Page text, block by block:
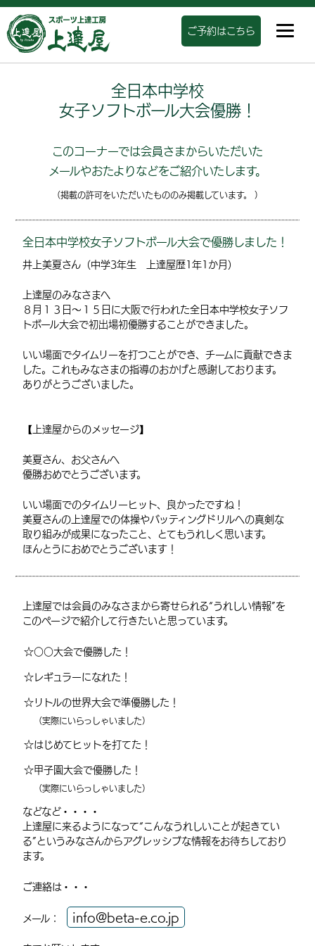
ご予約はこちら
全日本中学校
女子ソフトボール大会優勝！
このコーナーでは会員さまからいただいた
メールやおたよりなどをご紹介いたします。
（掲載の許可をいただいたもののみ掲載しています。 ）
全日本中学校女子ソフトボール大会で優勝しました！
井上美夏さん（中学3年生 上達屋歴1年1か月）
上達屋のみなさまへ
８月１３日～１５日に大阪で行われた全日本中学校女子ソフ
トボール大会で初出場初優勝することができました。
いい場面でタイムリーを打つことができ、チームに貢献できま
した。これもみなさまの指導のおかげと感謝しております。
ありがとうございました。
【上達屋からのメッセージ】
美夏さん、お父さんへ
優勝おめでとうございます。
いい場面でのタイムリーヒット、良かったですね！
美夏さんの上達屋での体操やバッティングドリルへの真剣な
取り組みが成果になったこと、とてもうれしく思います。
ほんとうにおめでとうございます！
上達屋では会員のみなさまから寄せられる“うれしい情報”を
このページで紹介して行きたいと思っています。
○○大会で優勝した！
レギュラーになれた！
リトルの世界大会で準優勝した！
（実際にいらっしゃいました）
はじめてヒットを打てた！
甲子園大会で優勝した！
（実際にいらっしゃいました）
などなど・・・・
上達屋に来るようになって“こんなうれしいことが起きてい
る”というみなさんからアグレッシブな情報をお待ちしており
ます。
ご連絡は・・・
メール： info@beta-e.co.jp